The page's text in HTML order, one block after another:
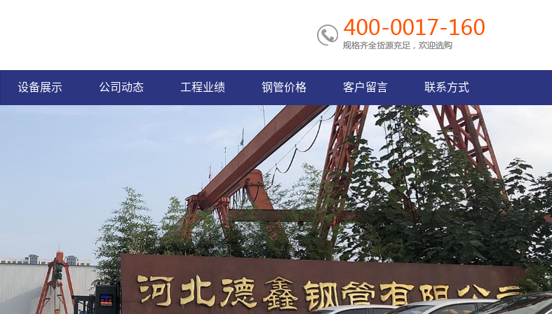
设备展示 公司动态 工程业绩 钢管价格 客户留言 联系方式